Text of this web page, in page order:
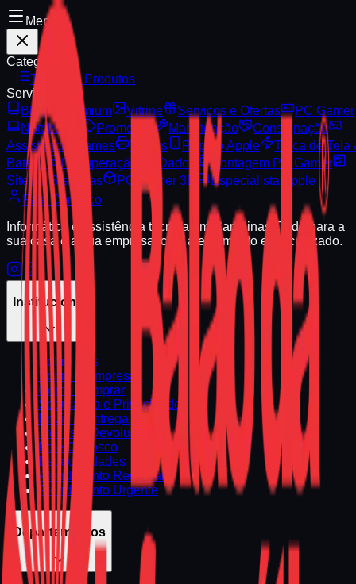
Menu
Categorias
Todos os Produtos
Serviços
Blog
Premium Vitrine Serviços e Ofertas
PC Gamer
Notebooks
Promoção Manutenção
Consignação
Assistência Games
Toners Reparo Apple
Troca de Tela
Bateria
Recuperação de Dados
Montagem PC Gamer
Sites & Sistemas
PC Gamer 3D
Especialista Apple
Fale Conosco
Informática e assistência técnica em Campinas. Tudo para a
sua casa e a sua empresa, com atendimento especializado.
Institucional
Sobre Nós
Sobre a Empresa
Como Comprar
Segurança e Privacidade
Envio e Entrega
Trocas e Devoluções
Fale Conosco
Especialidades
Atendimento Regional
Atendimento Urgente
Departamentos